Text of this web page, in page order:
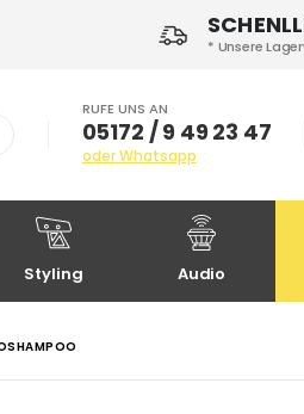
* Unsere
RUFE UNS AN
05172 / 9 49 23 47
oder Whatsapp
Styling Audio